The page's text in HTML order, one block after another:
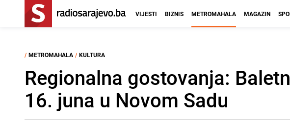
VIJESTI BIZNIS METROMAHALA MAGAZIN
/ METROMAHALA / KULTURA
Regionalna gostovanja:
16. juna u Novom Sadu